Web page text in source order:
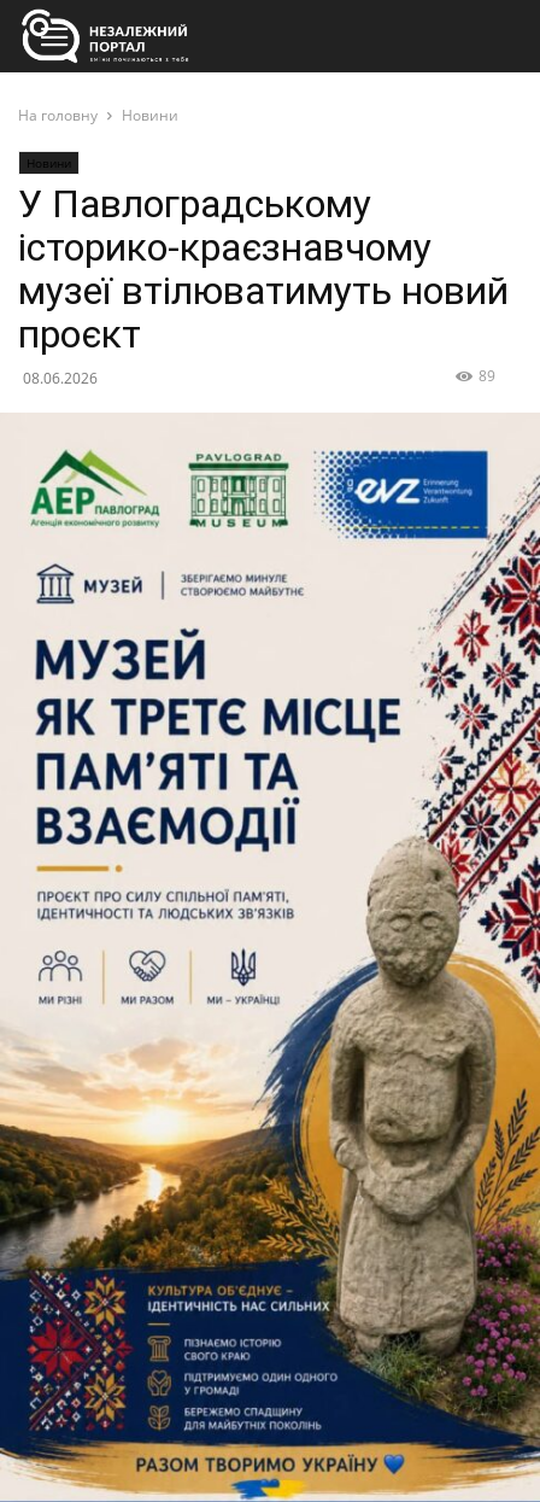
На головну Новини
Новини
У Павлоградському
історико-краєзнавчому
музеї втілюватимуть новий
проєкт
08.06.2026 89